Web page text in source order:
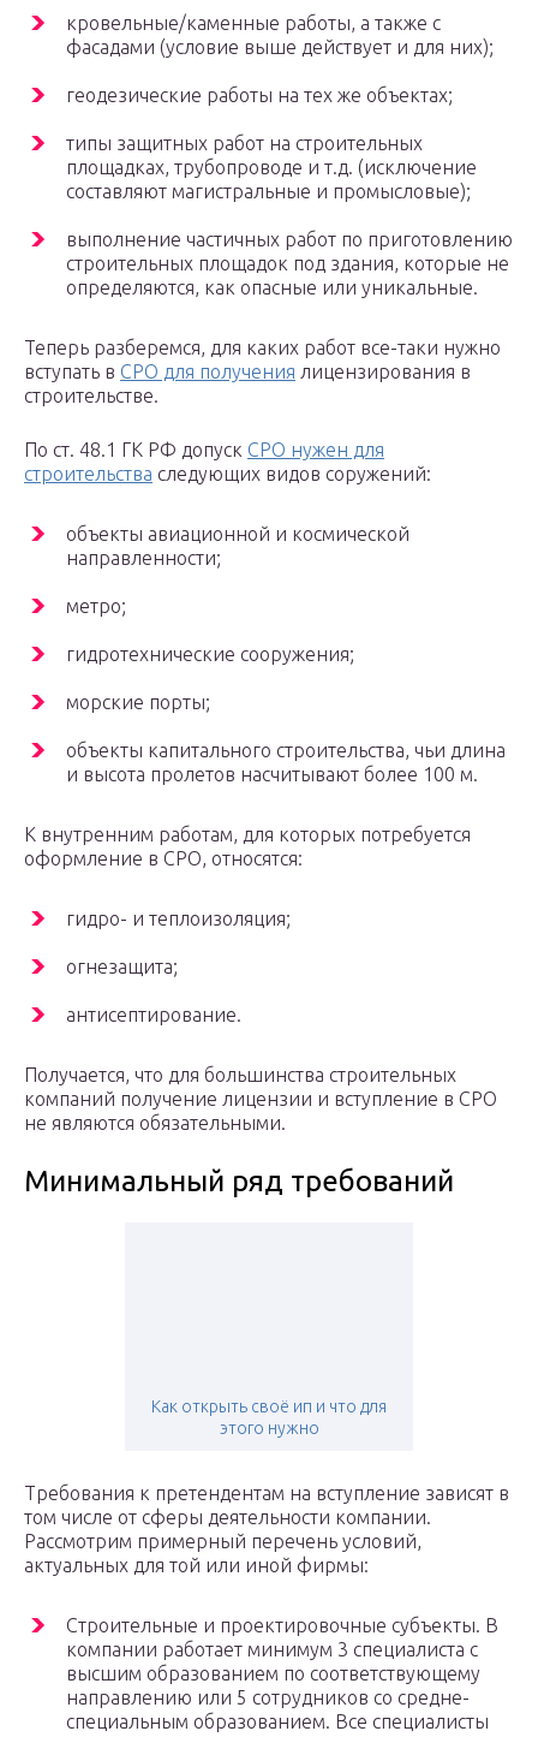
кровельные/каменные работы, а также с
фасадами (условие выше действует и для них);
геодезические работы на тех же объектах;
типы защитных работ на строительных
площадках, трубопроводе и т.д. (исключение
составляют магистральные и промысловые);
выполнение частичных работ по приготовлению
строительных площадок под здания, которые не
определяются, как опасные или уникальные.
Теперь разберемся, для каких работ все-таки нужно
вступать в СРО для получения лицензирования в
строительстве.
По ст. 48.1 ГК РФ допуск СРО нужен для
строительства следующих видов соружений:
объекты авиационной и космической
направленности;
метро;
гидротехнические сооружения;
морские порты;
объекты капитального строительства, чьи длина
и высота пролетов насчитывают более 100 м.
К внутренним работам, для которых потребуется
оформление в СРО, относятся:
гидро- и теплоизоляция;
огнезащита;
антисептирование.
Получается, что для большинства строительных
компаний получение лицензии и вступление в СРО
не являются обязательными.
Минимальный ряд требований
Как открыть своё ип и что для
этого нужно
Требования к претендентам на вступление зависят в
том числе от сферы деятельности компании.
Рассмотрим примерный перечень условий,
актуальных для той или иной фирмы:
Строительные и проектировочные субъекты. В
компании работает минимум 3 специалиста с
высшим образованием по соответствующему
направлению или 5 сотрудников со средне-
специальным образованием. Все специалисты